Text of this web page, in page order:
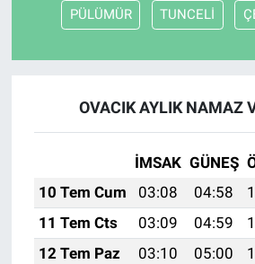
PÜLÜMÜR TUNCELİ
OVACIK AYLIK NAMAZ
İMSAK GÜNEŞ
10 Tem Cum
03:08 04:58
11 Tem Cts
03:09 04:59
12 Tem Paz
03:10 05:00